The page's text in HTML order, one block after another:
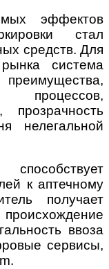
эффектов
стал
средств. Для
система
процессов,
нелегальной
к аптечному
получает
ввоза
сервисы,